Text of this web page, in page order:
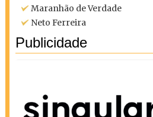
Maranhão de Verdade
Neto Ferreira
Publicidade